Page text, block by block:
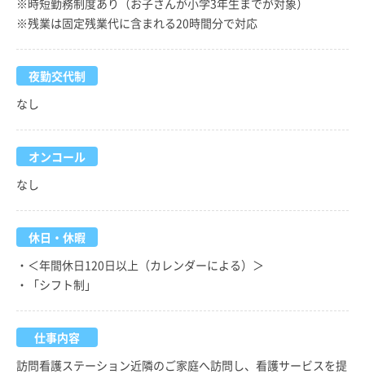
※残業は固定残業代に含まれる20時間分で対応
夜勤交代制
なし
オンコール
なし
休日・休暇
・＜年間休日120日以上（カレンダーによる）＞
・「シフト制」
仕事内容
訪問看護ステーション近隣のご家庭へ訪問し、看護サービスを提